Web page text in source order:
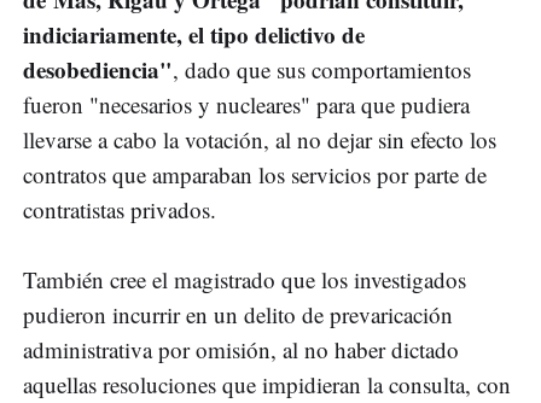
indiciariamente, el tipo delictivo de
desobediencia", dado que sus comportamientos
fueron "necesarios y nucleares" para que pudiera
llevarse a cabo la votación, al no dejar sin efecto los
contratos que amparaban los servicios por parte de
contratistas privados.
También cree el magistrado que los investigados
pudieron incurrir en un delito de prevaricación
administrativa por omisión, al no haber dictado
aquellas resoluciones que impidieran la consulta, con